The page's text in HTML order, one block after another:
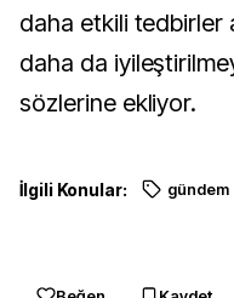
daha etkili tedbirler
daha da
sözlerine ekliyor.
İlgili Konular: gündem